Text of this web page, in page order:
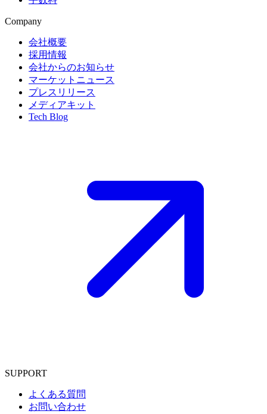
Company
会社概要
採用情報
会社からのお知らせ
マーケットニュース
プレスリリース
メディアキット
Tech Blog
SUPPORT
よくある質問
お問い合わせ